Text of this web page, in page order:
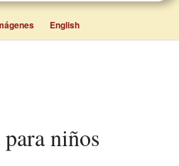
English
para niños